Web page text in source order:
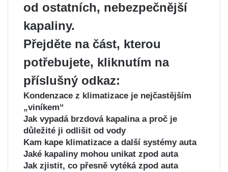
od ostatních, nebezpečnější
kapaliny.
Přejděte na část, kterou
potřebujete, kliknutím na
příslušný odkaz:
Kondenzace z klimatizace je nejčastějším
„viníkem“
Jak vypadá brzdová kapalina a proč je
důležité ji odlišit od vody
Kam kape klimatizace a další systémy auta
Jaké kapaliny mohou unikat zpod auta
Jak zjistit, co přesně vytéká zpod auta